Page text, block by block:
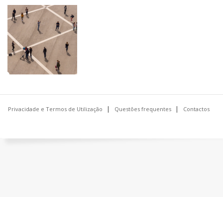
Privacidade e Termos de Utilização Questões frequentes Contactos